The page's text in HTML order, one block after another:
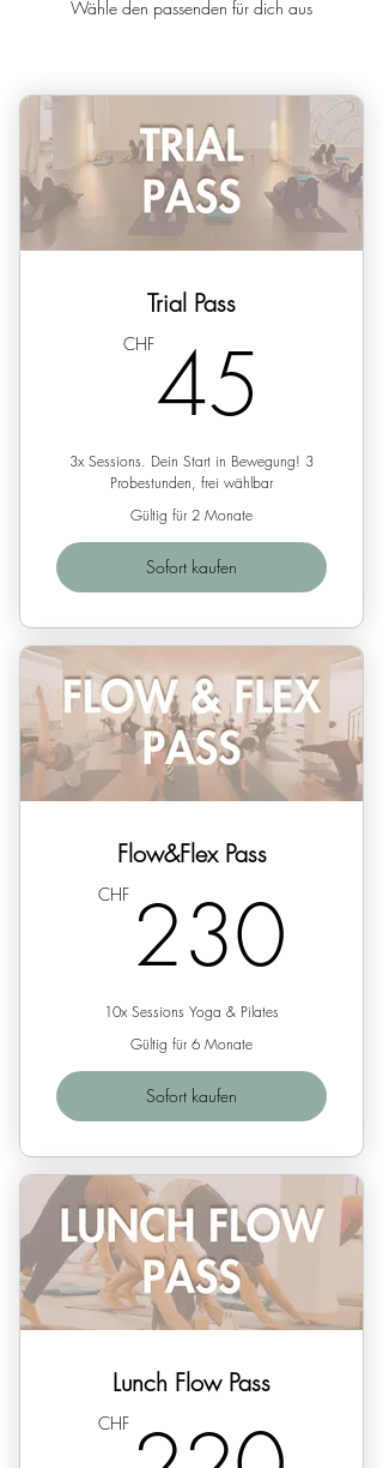
Wähle den passenden für dich aus
Trial Pass
CHF45
3x Sessions. Dein Start in Bewegung! 3
Probestunden, frei wählbar
Gültig für 2 Monate
Sofort kaufen
Flow&Flex Pass
CHF 230
10x Sessions Yoga & Pilates
Gültig für 6 Monate
Sofort kaufen
Lunch Flow Pass
CHF